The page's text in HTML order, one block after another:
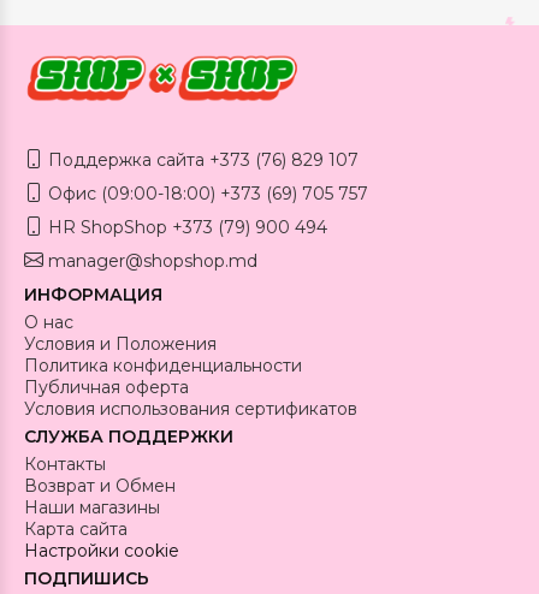
Поддержка сайта +373 (76) 829 107
Офис (09:00-18:00) +373 (69) 705 757
HR ShopShop +373 (79) 900 494
manager@shopshop.md
ИНФОРМАЦИЯ
О нас
Условия и Положения
Политика конфиденциальности
Публичная оферта
Условия использования сертификатов
СЛУЖБА ПОДДЕРЖКИ
Контакты
Возврат и Обмен
Наши магазины
Карта сайта
Настройки cookie
ПОДПИШИСЬ